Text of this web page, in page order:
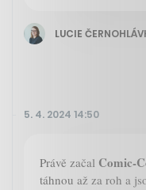
LUCIE
5. 4. 2024 14:50
Právě začal Comic-
táhnou až za roh a